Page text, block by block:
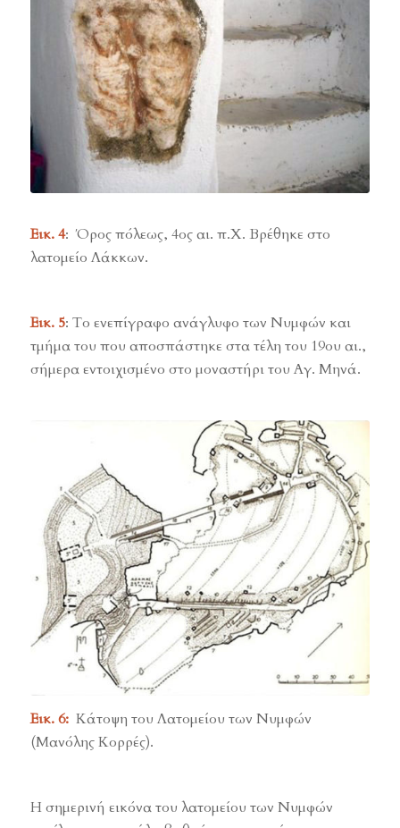
Εικ. 4: Όρος πόλεως, 4ος αι. π.Χ. Βρέθηκε στο
λατομείο Λάκκων.
Εικ. 5: Το ενεπίγραφο ανάγλυφο των Νυμφών και
τμήμα του που αποσπάστηκε στα τέλη του 19ου αι.,
σήμερα εντοιχισμένο στο μοναστήρι του Αγ. Μηνά.
Εικ. 6:Κάτοψη του Λατομείου των Νυμφών
(Μανόλης Κορρές).
Η σημερινή εικόνα του λατομείου των Νυμφών